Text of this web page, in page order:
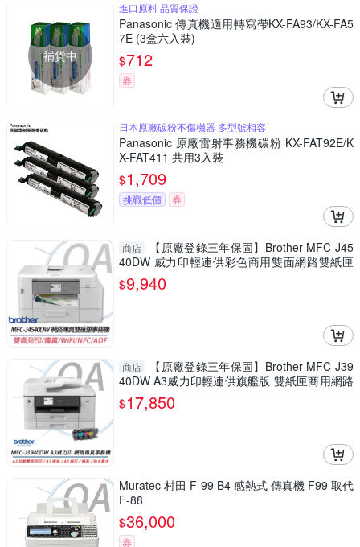
補貨中
進口原料 品質保證
Panasonic 傳真機適用轉寫帶KX-FA93/KX-FA5
7E (3盒六入裝)
$712
券
日本原廠碳粉不傷機器 多型號相容
Panasonic 原廠雷射事務機碳粉 KX-FAT92E/K
X-FAT411 共用3入裝
$1,709
挑戰低價 券
商店
【原廠登錄三年保固】Brother MFC-J45
40DW 威力印輕連供彩色商用雙面網路雙紙匣
傳真事務機 印表機
$9,940
商店
【原廠登錄三年保固】Brother MFC-J39
40DW A3威力印輕連供旗艦版 雙紙匣商用網路
傳真事務機
$17,850
Muratec 村田 F-99 B4 感熱式 傳真機 F99 取代
F-88
$36,000
券